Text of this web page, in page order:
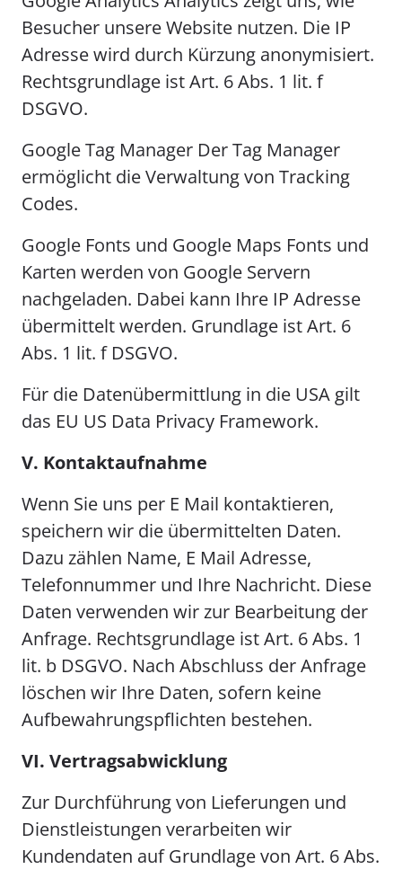
Besucher unsere Website nutzen. Die IP
Adresse wird durch Kürzung anonymisiert.
Rechtsgrundlage ist Art. 6 Abs. 1 lit. f
DSGVO.
Google Tag Manager Der Tag Manager
ermöglicht die Verwaltung von Tracking
Codes.
Google Fonts und Google Maps Fonts und
Karten werden von Google Servern
nachgeladen. Dabei kann Ihre IP Adresse
übermittelt werden. Grundlage ist Art. 6
Abs. 1 lit. f DSGVO.
Für die Datenübermittlung in die USA gilt
das EU US Data Privacy Framework.
V. Kontaktaufnahme
Wenn Sie uns per E Mail kontaktieren,
speichern wir die übermittelten Daten.
Dazu zählen Name, E Mail Adresse,
Telefonnummer und Ihre Nachricht. Diese
Daten verwenden wir zur Bearbeitung der
Anfrage. Rechtsgrundlage ist Art. 6 Abs. 1
lit. b DSGVO. Nach Abschluss der Anfrage
löschen wir Ihre Daten, sofern keine
Aufbewahrungspflichten bestehen.
VI. Vertragsabwicklung
Zur Durchführung von Lieferungen und
Dienstleistungen verarbeiten wir
Kundendaten auf Grundlage von Art. 6 Abs.